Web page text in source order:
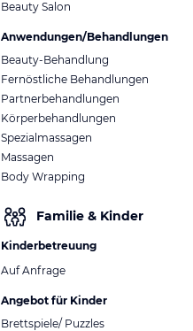
Beauty Salon
Anwendungen/Behandlungen
Beauty-Behandlung
Fernöstliche Behandlungen
Partnerbehandlungen
Körperbehandlungen
Spezialmassagen
Massagen
Body Wrapping
Familie & Kinder
Kinderbetreuung
Auf Anfrage
Angebot für Kinder
Brettspiele/ Puzzles